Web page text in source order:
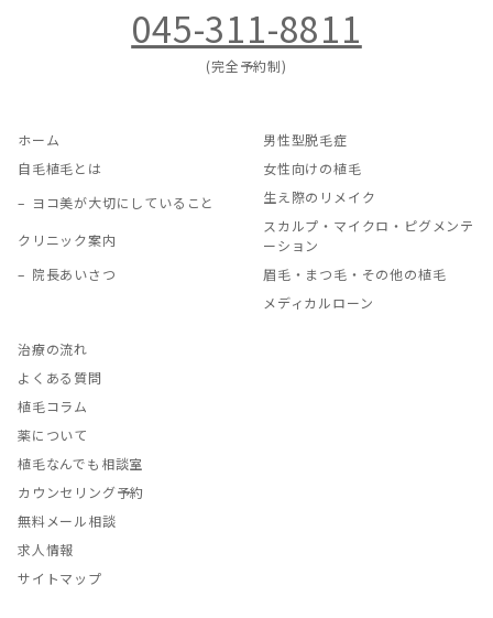
045-311-8811
(完全予約制)
ホーム
自毛植毛とは
ヨコ美が大切にしていること
クリニック案内
院長あいさつ
男性型脱毛症
女性向けの植毛
生え際のリメイク
スカルプ・マイクロ・ピグメンテ
ーション
眉毛・まつ毛・その他の植毛
メディカルローン
治療の流れ
よくある質問
植毛コラム
薬について
植毛なんでも相談室
カウンセリング予約
無料メール相談
求人情報
サイトマップ